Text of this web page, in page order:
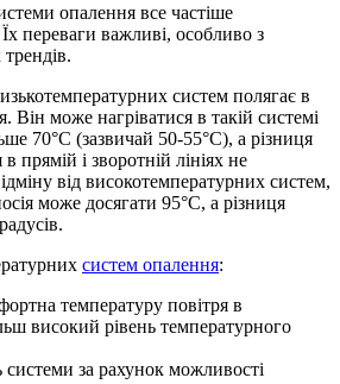
опалення все частіше
переваги важливі, особливо з
систем полягає в
Він може нагріватися в такій системі
70°С (зазвичай 50-55°С), а різниця
прямій і зворотній лініях не
від високотемпературних систем,
може досягати 95°С, а різниця
систем опалення:
температуру повітря в
високий рівень температурного
системи за рахунок можливості